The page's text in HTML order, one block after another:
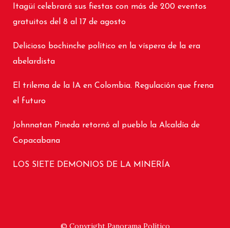
Itagüí celebrará sus fiestas con más de 200 eventos
gratuitos del 8 al 17 de agosto
Delicioso bochinche político en la víspera de la era
abelardista
El trilema de la IA en Colombia. Regulación que frena
el futuro
Johnnatan Pineda retornó al pueblo la Alcaldía de
Copacabana
LOS SIETE DEMONIOS DE LA MINERÍA
© Copyright Panorama Político